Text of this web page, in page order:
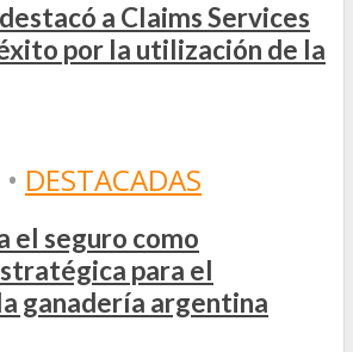
a Claims Services
por la utilización de la
• DESTACADAS
el seguro como
para el
ganadería argentina